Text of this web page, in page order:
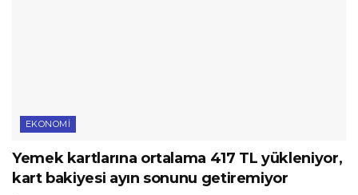
EKONOMI
Yemek kartlarına ortalama 417 TL yükleniyor,
kart bakiyesi ayın sonunu getiremiyor